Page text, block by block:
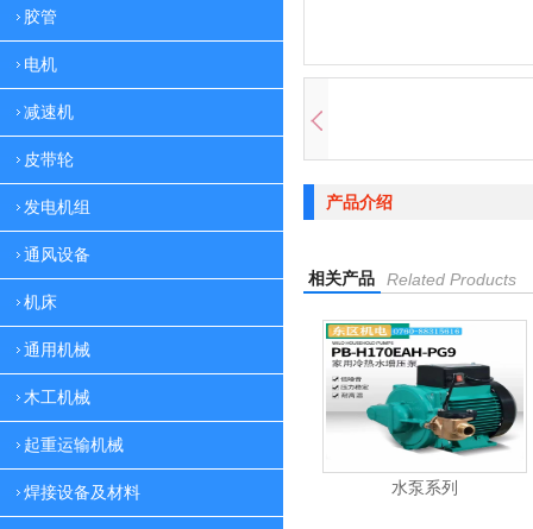
胶管
电机
减速机
皮带轮
发电机组
通风设备
机床
通用机械
木工机械
起重运输机械
焊接设备及材料
产品介绍
相关产品 Related Products
列 水泵系列